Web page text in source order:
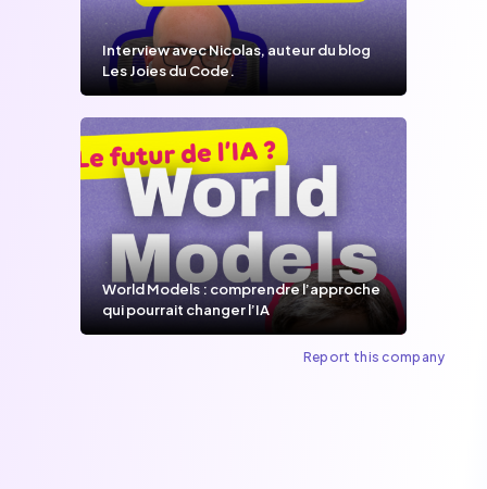
Interview avec Nicolas, auteur du blog
Les Joies du Code.
World Models : comprendre l’approche
qui pourrait changer l’IA
Report this company